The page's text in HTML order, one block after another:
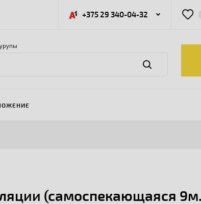
+375 29 340-04-32
(самоспекающаяся